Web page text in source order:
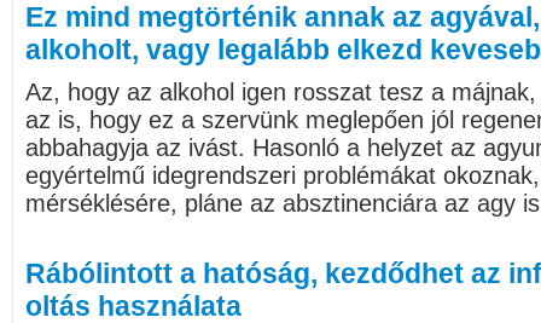
Ez mind megtörténik annak az
alkoholt, vagy legalább elkezd
Az, hogy az alkohol igen rosszat tesz a
az is, hogy ez a szervünk meglepően jól
abbahagyja az ivást. Hasonló a helyzet az
egyértelmű idegrendszeri problémákat
mérséklésére, pláne az absztinenciára az agy
Rábólintott a hatóság, kezdődhet az
oltás használata